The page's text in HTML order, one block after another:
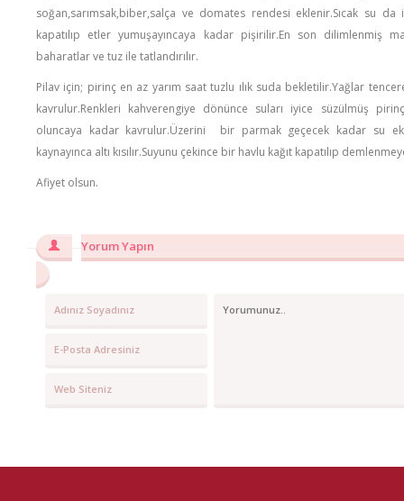
soğan,sarımsak,biber,salça ve domates rendesi eklenir.Sıcak su
kapatılıp etler yumuşayıncaya kadar pişirilir.En son dilimlenmiş
baharatlar ve tuz ile tatlandırılır.
Pilav için; pirinç en az yarım saat tuzlu ılık suda bekletilir.Yağlar
kavrulur.Renkleri kahverengiye dönünce suları iyice süzülmüş
oluncaya kadar kavrulur.Üzerini bir parmak geçecek kadar su
kaynayınca altı kısılır.Suyunu çekince bir havlu kağıt kapatılıp
Afiyet olsun.
Yorum Yapın